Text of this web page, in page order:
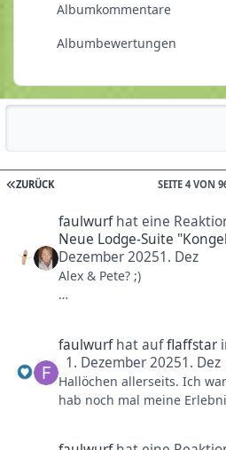
Albumkommentare
Albumbewertungen
ZURÜCK SEITE 4 VON
faulwurfhat eine
Neue Lodge-Suite
Dezember 20251. Dez
Alex & Pete? ;)
aber sich ab und zu was
Hochzeitstag, Wellnesstag
zweitere die nicht so aufs
einfach "das Beste"
Wer wirklich aufs Geld
faulwurfhat aufflaffstar
1. Dezember 20251. Dez
Hallöchen allerseits. Ich
hab noch mal meine